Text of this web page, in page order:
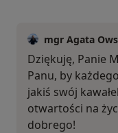
mgr Agata
Dziękuję, Panie
Panu, by
jakiś swój
otwartości na
dobrego!